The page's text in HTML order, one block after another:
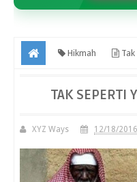
Hikmah
TAK SEPERTI
XYZ Ways 12/18/2016